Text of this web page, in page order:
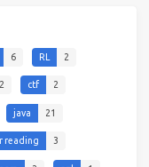
6 RL 2
2 ctf 2
java 21
reading 3